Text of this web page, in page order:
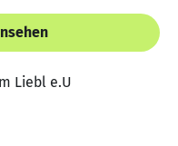
Liebl e.U